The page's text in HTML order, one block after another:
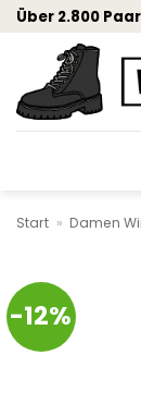
Zum
springen
Über 2.800
Start » Damen
-12%